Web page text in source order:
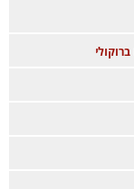
ברוקולי